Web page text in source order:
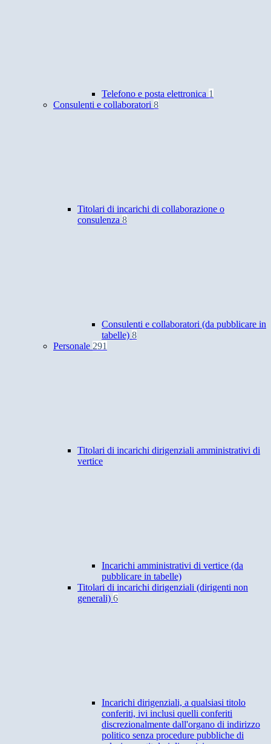
Telefono e posta elettronica 1
Consulenti e collaboratori 8
Titolari di incarichi di collaborazione o
consulenza 8
Consulenti e collaboratori (da pubblicare in
tabelle) 8
Personale 291
Titolari di incarichi dirigenziali amministrativi di
vertice
Incarichi amministrativi di vertice (da
pubblicare in tabelle)
Titolari di incarichi dirigenziali (dirigenti non
generali) 6
Incarichi dirigenziali, a qualsiasi titolo
conferiti, ivi inclusi quelli conferiti
discrezionalmente dall'organo di indirizzo
politico senza procedure pubbliche di